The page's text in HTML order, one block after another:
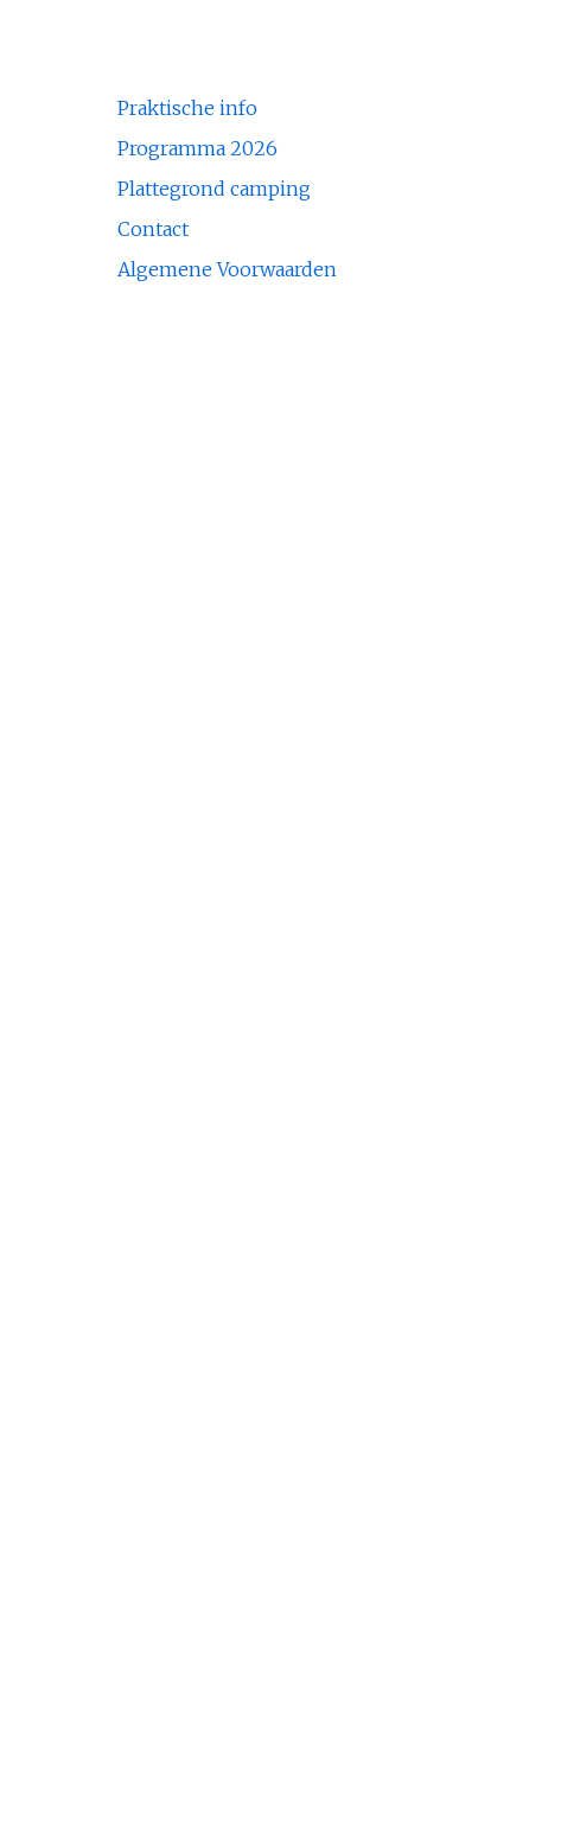
Praktische info
Programma 2026
Plattegrond camping
Contact
Algemene Voorwaarden